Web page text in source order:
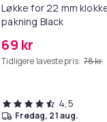
Løkke for 22 mm
pakning Black
69 kr
Tidligere laveste pris: 78 kr
4,5
fredag, 21 aug.